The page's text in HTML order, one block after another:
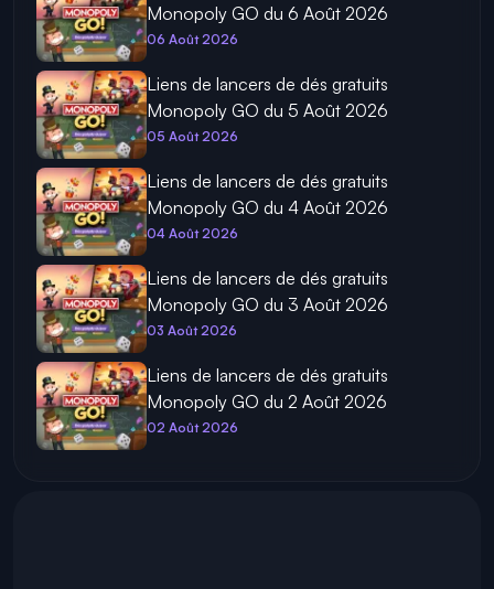
Monopoly GO du 6 Août 2026
06 Août 2026
Liens de lancers de dés gratuits
Monopoly GO du 5 Août 2026
05 Août 2026
Liens de lancers de dés gratuits
Monopoly GO du 4 Août 2026
04 Août 2026
Liens de lancers de dés gratuits
Monopoly GO du 3 Août 2026
03 Août 2026
Liens de lancers de dés gratuits
Monopoly GO du 2 Août 2026
02 Août 2026